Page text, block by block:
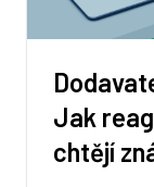
Jak
chtějí